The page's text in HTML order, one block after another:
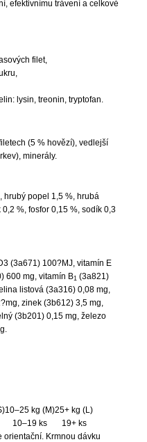
efektivnímu trávení a celkové
filet,
lysin, treonin, tryptofan.
(5 % hovězí), vedlejší
minerály.
hrubý popel 1,5 %, hrubá
%, fosfor 0,15 %, sodík 0,3
(3a671) 100?MJ, vitamín E
600 mg, vitamín B1 (3a821)
listová (3a316) 0,08 mg,
zinek (3b612) 3,5 mg,
(3b201) 0,15 mg, železo
10–25 kg (M)25+ kg (L)
10–19 ks
19+ ks
orientační. Krmnou dávku